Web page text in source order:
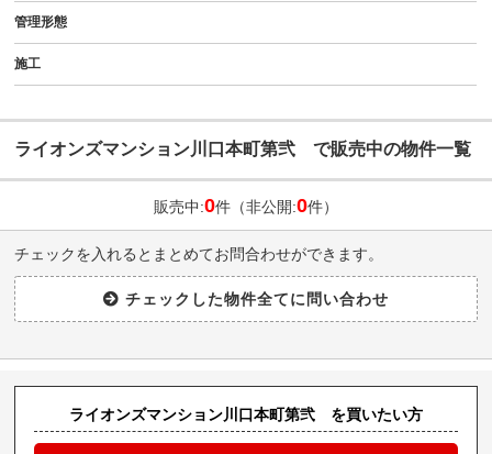
管理形態
施工
ライオンズマンション川口本町第弐 で販売中の物件一覧
販売中:0件（非公開:0件）
チェックを入れるとまとめてお問合わせができます。
ライオンズマンション川口本町第弐 を買いたい方